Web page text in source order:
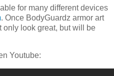
for many different devices
. Once BodyGuardz armor art
look great, but will be
Youtube: